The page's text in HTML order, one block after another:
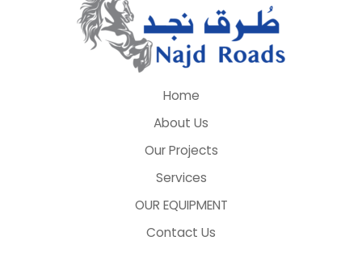
Home
About Us
Our Projects
Services
OUR EQUIPMENT
Contact Us